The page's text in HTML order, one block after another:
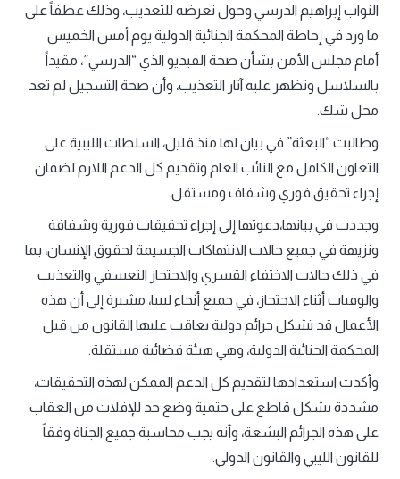
النواب إبراهيم الدرسي وحول تعرضه للتعذيب، وذلك عطفاً على
ما ورد في إحاطة المحكمة الجنائية الدولية يوم أمس الخميس
أمام مجلس الأمن بشأن صحة الفيديو الذي “الدرسي”، مقيداً
بالسلاسل وتظهر عليه آثار التعذيب، وأن صحة التسجيل لم تعد
محل شك.
وطالبت “البعثة” في بيان لها منذ قليل، السلطات الليبية على
التعاون الكامل مع النائب العام وتقديم كل الدعم اللازم لضمان
إجراء تحقيق فوري وشفاف ومستقل.
وجددت في بيانها،دعوتها إلى إجراء تحقيقات فورية وشفافة
ونزيهة في جميع حالات الانتهاكات الجسيمة لحقوق الإنسان، بما
في ذلك حالات الاختفاء القسري والاحتجاز التعسفي والتعذيب
والوفيات أثناء الاحتجاز، في جميع أنحاء ليبيا، مشيرة إلى أن هذه
الأعمال قد تشكل جرائم دولية يعاقب عليها القانون من قبل
المحكمة الجنائية الدولية، وهي هيئة قضائية مستقلة.
وأكدت استعدادها لتقديم كل الدعم الممكن لهذه التحقيقات،
مشددة بشكل قاطع على حتمية وضع حد للإفلات من العقاب
على هذه الجرائم البشعة، وأنه يجب محاسبة جميع الجناة وفقاً
للقانون الليبي والقانون الدولي.